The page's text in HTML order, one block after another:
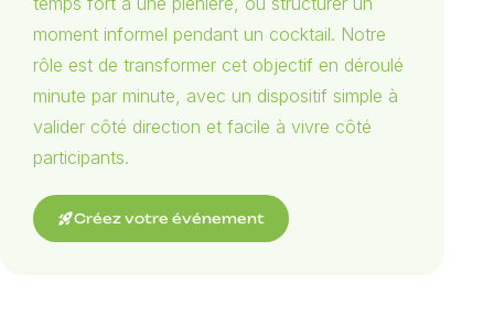
moment informel pendant un cocktail. Notre
rôle est de transformer cet objectif en déroulé
minute par minute, avec un dispositif simple à
valider côté direction et facile à vivre côté
participants.
rocket_launchCréez votre événement